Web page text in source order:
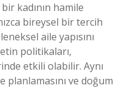
kadının hamile
bireysel bir tercih
aile yapısını
politikaları,
etkili olabilir. Aynı
planlamasını ve doğum